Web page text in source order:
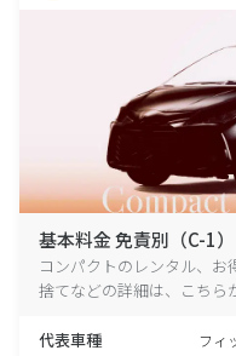
基本料金 免責別（C-1）
コンパクトのレンタル、お
捨てなどの詳細は、こちら
代表車種 フィ